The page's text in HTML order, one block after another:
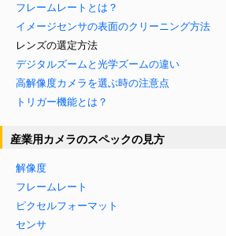
フレームレートとは？
イメージセンサの表面のクリーニング方法
レンズの選定方法
デジタルズームと光学ズームの違い
高解像度カメラを選ぶ時の注意点
トリガー機能とは？
産業用カメラのスペックの見方
解像度
フレームレート
ピクセルフォーマット
センサ